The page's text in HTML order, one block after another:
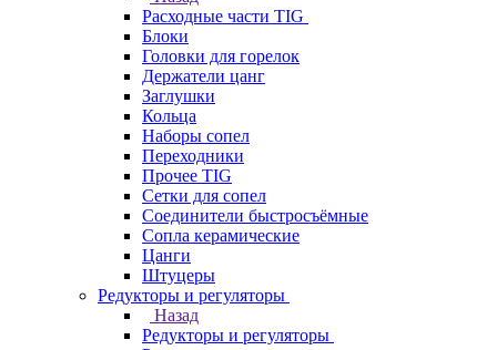
Расходные части TIG
Блоки
Головки для горелок
Держатели цанг
Заглушки
Кольца
Наборы сопел
Переходники
Прочее TIG
Сетки для сопел
Соединители быстросъёмные
Сопла керамические
Цанги
Штуцеры
Редукторы и регуляторы
Назад
Редукторы и регуляторы